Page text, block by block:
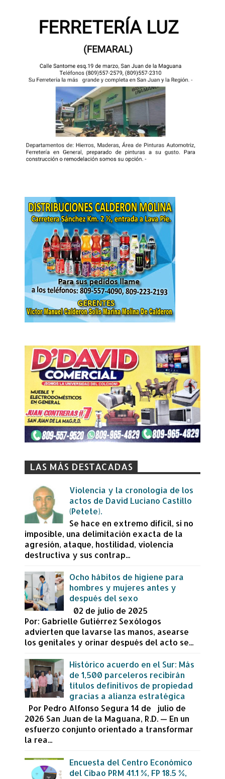
LAS MÁS DESTACADAS
Violencia y la cronología de los
actos de David Luciano Castillo
(Petete).
Se hace en extremo difícil, si no
imposible, una delimitación exacta de la
agresión, ataque, hostilidad, violencia
destructiva y sus contrap...
Ocho hábitos de higiene para
hombres y mujeres antes y
después del sexo
02 de julio de 2025
Por: Gabrielle Gutiérrez Sexólogos
advierten que lavarse las manos, asearse
los genitales y orinar después del acto se...
Histórico acuerdo en el Sur: Más
de 1,500 parceleros recibirán
títulos definitivos de propiedad
gracias a alianza estratégica
Por Pedro Alfonso Segura 14 de julio de
2026 San Juan de la Maguana, R.D. — En un
esfuerzo conjunto orientado a transformar
la rea...
Encuesta del Centro Económico
del Cibao PRM 41.1 %, FP 18.5 %,